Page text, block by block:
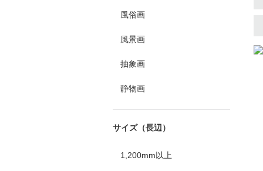
風俗画
風景画
抽象画
静物画
サイズ（長辺）
1,200mm以上